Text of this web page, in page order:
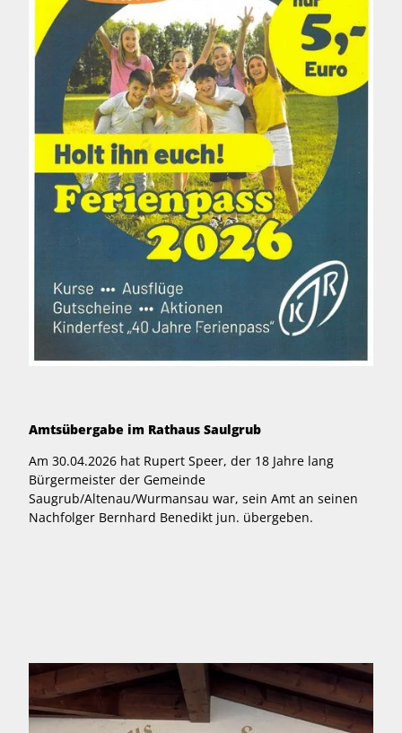
Amtsübergabe im Rathaus Saulgrub
Am 30.04.2026 hat Rupert Speer, der 18 Jahre lang
Bürgermeister der Gemeinde
Saugrub/Altenau/Wurmansau war, sein Amt an seinen
Nachfolger Bernhard Benedikt jun. übergeben.